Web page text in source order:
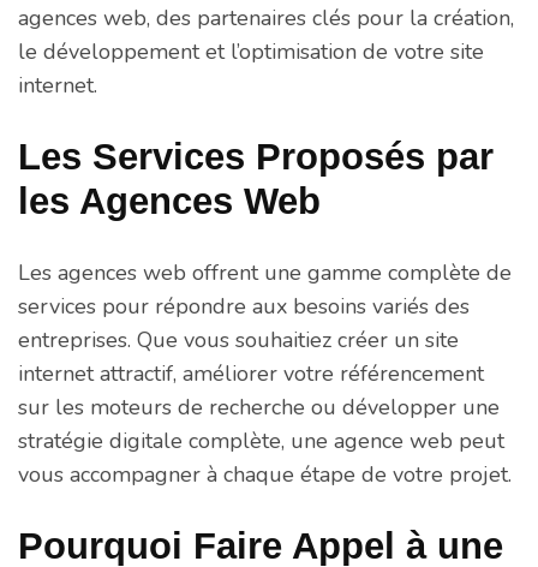
agences web, des partenaires clés pour la création,
le développement et l’optimisation de votre site
internet.
Les Services Proposés par
les Agences Web
Les agences web offrent une gamme complète de
services pour répondre aux besoins variés des
entreprises. Que vous souhaitiez créer un site
internet attractif, améliorer votre référencement
sur les moteurs de recherche ou développer une
stratégie digitale complète, une agence web peut
vous accompagner à chaque étape de votre projet.
Pourquoi Faire Appel à une